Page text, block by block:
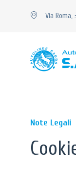
Via
Note Legali